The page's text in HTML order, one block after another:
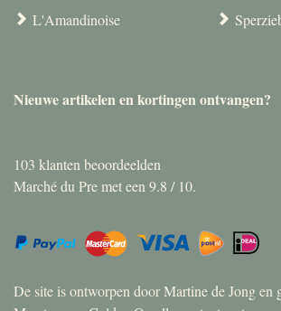
L'Amandinoise
Nieuwe artikelen en kortingen ontvangen?
103 klanten beoordeelden
Marché du Pre met een 9.8 / 10.
De site is ontworpen door Martine de Jong en